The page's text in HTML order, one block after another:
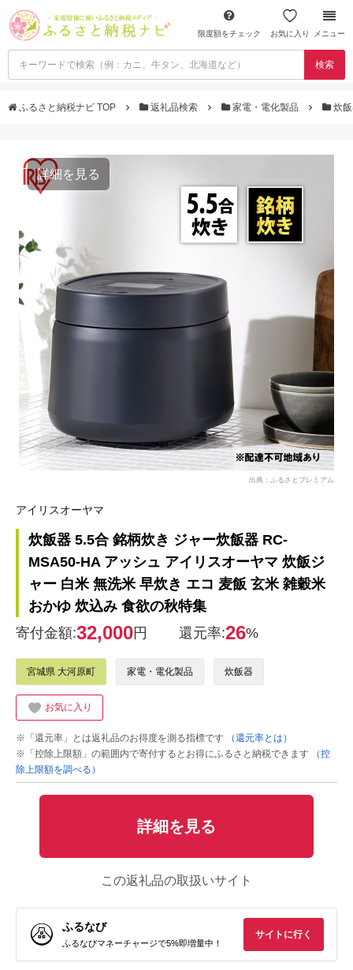
限度額をチェック お気に入り メニュー
検索
ふるさと納税ナビ TOP 返礼品検索 家電・電化製品 炊
詳細を見る
出典：ふるさとプレミアム
アイリスオーヤマ
炊飯器 5.5合 銘柄炊き ジャー炊飯器 RC-
MSA50-HA アッシュ アイリスオーヤマ 炊飯ジ
ャー 白米 無洗米 早炊き エコ 麦飯 玄米 雑穀米
おかゆ 炊込み 食欲の秋特集
寄付金額:32,000円 還元率:26%
宮城県 大河原町 家電・電化製品 炊飯器
お気に入り
※「還元率」とは返礼品のお得度を測る指標です
（還元率とは）
※「控除上限額」の範囲内で寄付するとお得にふるさと納税できます
（控
除上限額を調べる）
詳細を見る
この返礼品の取扱いサイト
ふるなび
ふるなびマネーチャージで5%即増量中！
サイトに行く